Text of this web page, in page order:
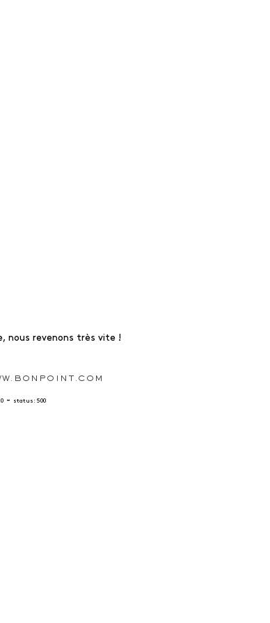
nous revenons très vite !
- status: 500